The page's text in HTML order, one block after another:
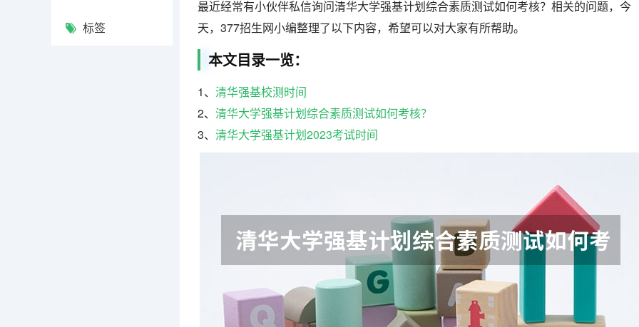
标签
最近经常有小伙伴私信询问清华大学强基计划综合素质测试如何考核？相关的问题，今
天，377招生网小编整理了以下内容，希望可以对大家有所帮助。
本文目录一览：
1、 清华强基校测时间
2、 清华大学强基计划综合素质测试如何考核？
3、 清华大学强基计划2023考试时间